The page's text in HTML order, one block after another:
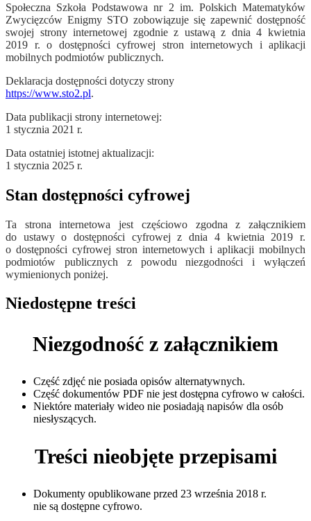
Społeczna Szkoła Podstawowa nr 2 im. Polskich Matematyków
Zwycięzców Enigmy STO zobowiązuje się zapewnić dostępność
swojej strony internetowej zgodnie z ustawą z dnia 4 kwietnia
2019 r. o dostępności cyfrowej stron internetowych i aplikacji
mobilnych podmiotów publicznych.
Deklaracja dostępności dotyczy strony
https://www.sto2.pl.
Data publikacji strony internetowej:
1 stycznia 2021 r.
Data ostatniej istotnej aktualizacji:
1 stycznia 2025 r.
Stan dostępności cyfrowej
Ta strona internetowa jest częściowo zgodna z załącznikiem
do ustawy o dostępności cyfrowej z dnia 4 kwietnia 2019 r.
o dostępności cyfrowej stron internetowych i aplikacji mobilnych
podmiotów publicznych z powodu niezgodności i wyłączeń
wymienionych poniżej.
Niedostępne treści
Niezgodność z załącznikiem
Część zdjęć nie posiada opisów alternatywnych.
Część dokumentów PDF nie jest dostępna cyfrowo w całości.
Niektóre materiały wideo nie posiadają napisów dla osób
niesłyszących.
Treści nieobjęte przepisami
Dokumenty opublikowane przed 23 września 2018 r.
nie są dostępne cyfrowo.